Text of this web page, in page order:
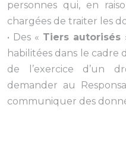
personnes qui, en
chargées de traiter les
• Des « Tiers autorisés
habilitées dans le cadre
de l’exercice d’un
demander au
communiquer des